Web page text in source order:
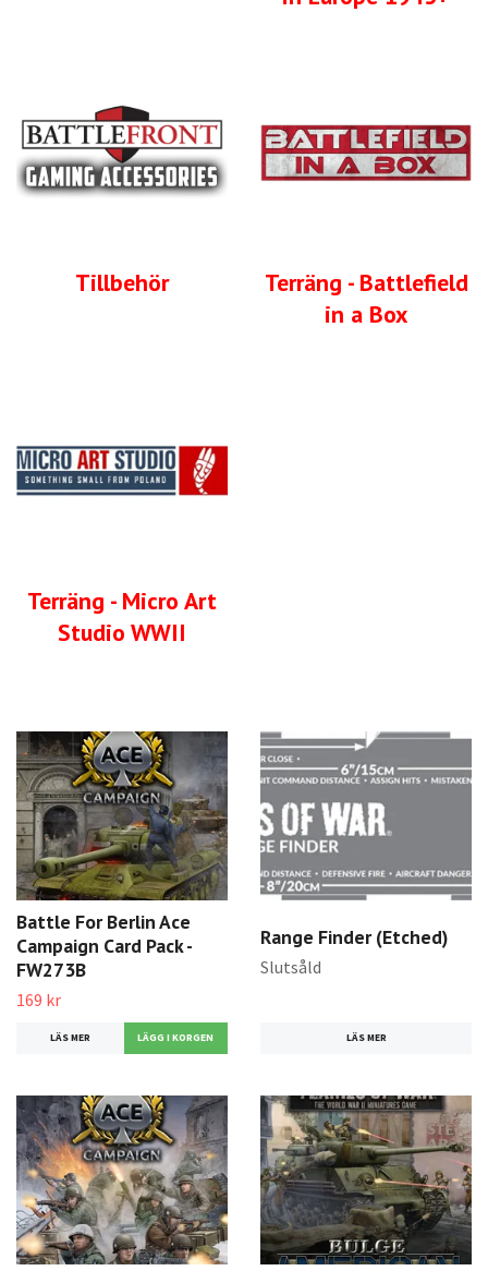
Tillbehör
Terräng - Battlefield
in a Box
Terräng - Micro Art
Studio WWII
Battle For Berlin Ace
Campaign Card Pack -
FW273B
169 kr
LÄS MER
Range Finder (Etched)
Slutsåld
LÄS MER